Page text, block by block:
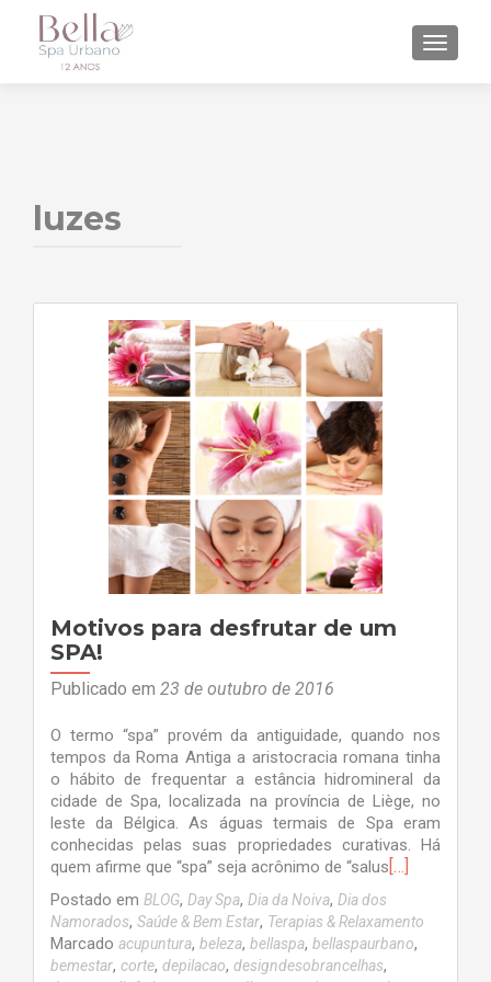
luzes
Motivos para desfrutar de um
SPA!
Publicado em 23 de outubro de 2016
O termo “spa” provém da antiguidade, quando nos
tempos da Roma Antiga a aristocracia romana tinha
o hábito de frequentar a estância hidromineral da
cidade de Spa, localizada na província de Liège, no
leste da Bélgica. As águas termais de Spa eram
conhecidas pelas suas propriedades curativas. Há
quem afirme que “spa” seja acrônimo de “salus[…]
Postado em BLOG, Day Spa, Dia da Noiva, Dia dos
Namorados, Saúde & Bem Estar, Terapias & Relaxamento
Marcado acupuntura, beleza, bellaspa, bellaspaurbano,
bemestar, corte, depilacao, designdesobrancelhas,